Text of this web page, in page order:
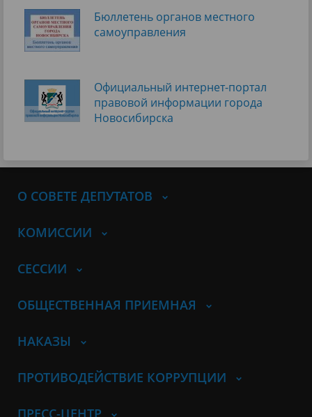
Бюллетень органов местного
самоуправления
Официальный интернет-портал
правовой информации города
Новосибирска
О СОВЕТЕ ДЕПУТАТОВ
КОМИССИИ
СЕССИИ
ОБЩЕСТВЕННАЯ ПРИЕМНАЯ
НАКАЗЫ
ПРОТИВОДЕЙСТВИЕ КОРРУПЦИИ
ПРЕСС-ЦЕНТР